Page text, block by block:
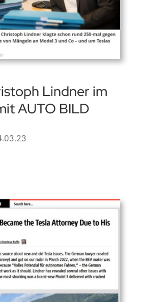
Lindner im
AUTO BILD